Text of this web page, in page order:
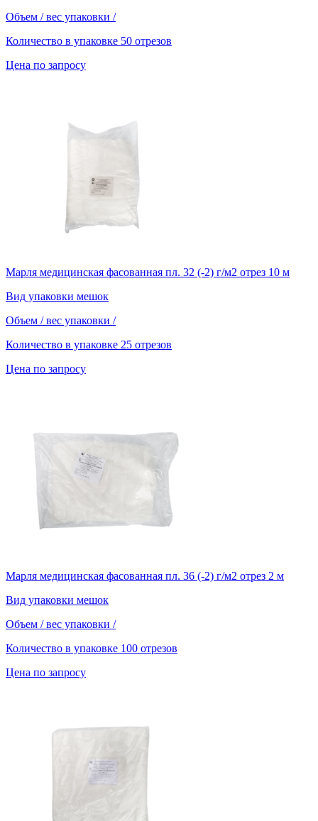
Объем / вес упаковки /
Количество в упаковке 50 отрезов
Цена по запросу
Марля медицинская фасованная пл. 32 (-2) г/м2 отрез 10 м
Вид упаковки мешок
Объем / вес упаковки /
Количество в упаковке 25 отрезов
Цена по запросу
Марля медицинская фасованная пл. 36 (-2) г/м2 отрез 2 м
Вид упаковки мешок
Объем / вес упаковки /
Количество в упаковке 100 отрезов
Цена по запросу